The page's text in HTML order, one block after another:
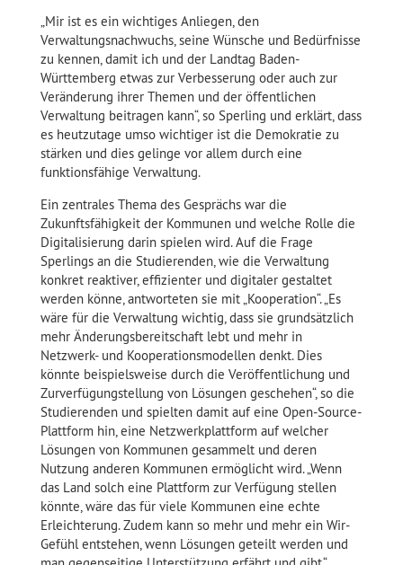
„Mir ist es ein wichtiges Anliegen, den
Verwaltungsnachwuchs, seine Wünsche und Bedürfnisse
zu kennen, damit ich und der Landtag Baden-
Württemberg etwas zur Verbesserung oder auch zur
Veränderung ihrer Themen und der öffentlichen
Verwaltung beitragen kann“, so Sperling und erklärt, dass
es heutzutage umso wichtiger ist die Demokratie zu
stärken und dies gelinge vor allem durch eine
funktionsfähige Verwaltung.
Ein zentrales Thema des Gesprächs war die
Zukunftsfähigkeit der Kommunen und welche Rolle die
Digitalisierung darin spielen wird. Auf die Frage
Sperlings an die Studierenden, wie die Verwaltung
konkret reaktiver, effizienter und digitaler gestaltet
werden könne, antworteten sie mit „Kooperation“. „Es
wäre für die Verwaltung wichtig, dass sie grundsätzlich
mehr Änderungsbereitschaft lebt und mehr in
Netzwerk- und Kooperationsmodellen denkt. Dies
könnte beispielsweise durch die Veröffentlichung und
Zurverfügungstellung von Lösungen geschehen“, so die
Studierenden und spielten damit auf eine Open-Source-
Plattform hin, eine Netzwerkplattform auf welcher
Lösungen von Kommunen gesammelt und deren
Nutzung anderen Kommunen ermöglicht wird. „Wenn
das Land solch eine Plattform zur Verfügung stellen
könnte, wäre das für viele Kommunen eine echte
Erleichterung. Zudem kann so mehr und mehr ein Wir-
Gefühl entstehen, wenn Lösungen geteilt werden und